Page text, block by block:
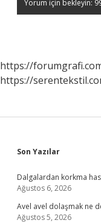
https://
https://
Sidebar
Son Yazılar
Dalgalardan korkma
Ağustos 6, 2026
Avel avel dolaşmak ne
Ağustos 5, 2026